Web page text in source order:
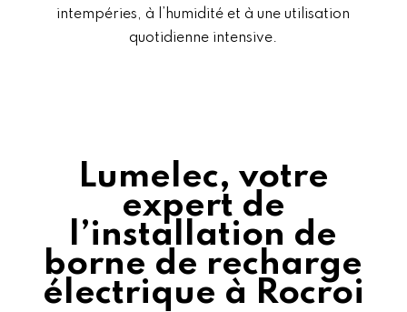
intempéries, à l’humidité et à une utilisation
quotidienne intensive.
Lumelec, votre
expert de
l’installation de
borne de recharge
électrique à Rocroi